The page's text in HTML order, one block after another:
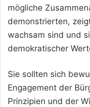
mögliche
demonstrierten,
wachsam sind und
demokratischer
Sie sollten sich
Engagement der
Prinzipien und der